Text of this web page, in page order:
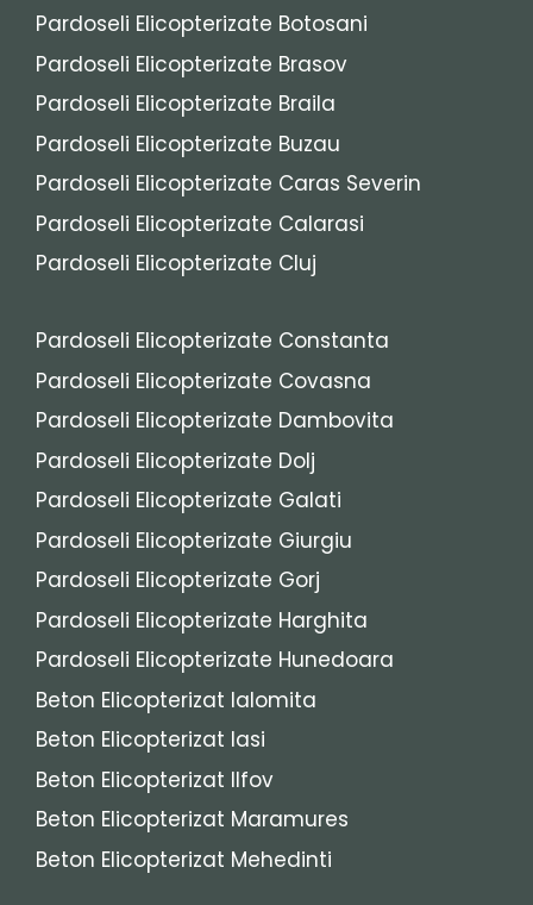
Pardoseli Elicopterizate Botosani
Pardoseli Elicopterizate Brasov
Pardoseli Elicopterizate Braila
Pardoseli Elicopterizate Buzau
Pardoseli Elicopterizate Caras Severin
Pardoseli Elicopterizate Calarasi
Pardoseli Elicopterizate Cluj
Pardoseli Elicopterizate Constanta
Pardoseli Elicopterizate Covasna
Pardoseli Elicopterizate Dambovita
Pardoseli Elicopterizate Dolj
Pardoseli Elicopterizate Galati
Pardoseli Elicopterizate Giurgiu
Pardoseli Elicopterizate Gorj
Pardoseli Elicopterizate Harghita
Pardoseli Elicopterizate Hunedoara
Beton Elicopterizat Ialomita
Beton Elicopterizat Iasi
Beton Elicopterizat Ilfov
Beton Elicopterizat Maramures
Beton Elicopterizat Mehedinti